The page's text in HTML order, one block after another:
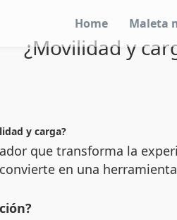
Home Maleta
¿Movilidad y
y carga?
que transforma la
en una